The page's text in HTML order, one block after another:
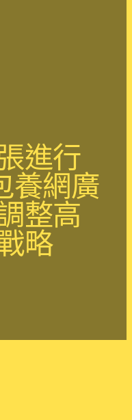
進行
養網​廣
整高
略